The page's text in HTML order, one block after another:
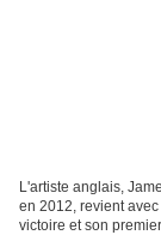
L'artiste anglais,
en 2012, revient
victoire et son